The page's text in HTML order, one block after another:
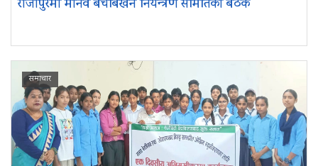
राजापुरमा मानव बेचबिखन नियन्त्रण समितिको बैठक
समाचार